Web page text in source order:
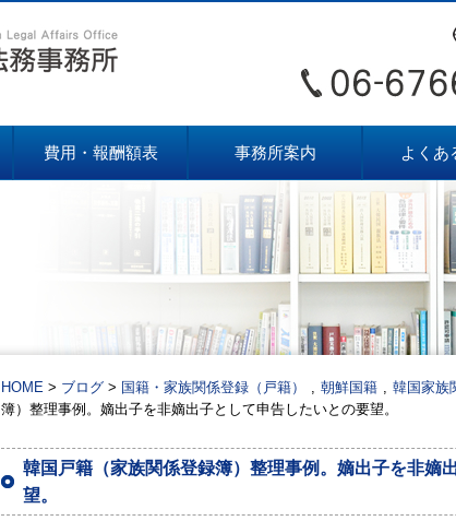
費用・報酬額表 事務所案内 よくあ
HOME ブログ 国籍・家族関係登録（戸籍） 朝鮮国籍 韓国家族
簿）整理事例。嫡出子を非嫡出子として申告したいとの要望。
韓国戸籍（家族関係登録簿）整理事例。嫡出子を非嫡
望。